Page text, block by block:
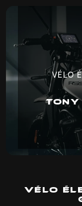
VÉLO
Vélo
Panneau de gestion